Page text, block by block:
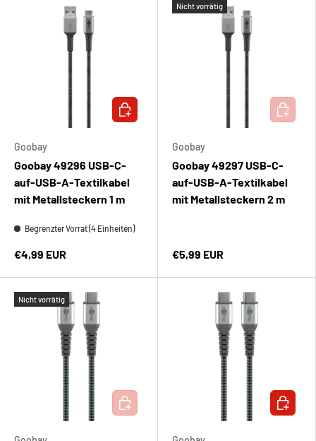
Goobay
Goobay 49296 USB-C-
auf-USB-A-Textilkabel
mit Metallsteckern 1 m
Begrenzter Vorrat (4 Einheiten)
€4,99 EUR
IN DEN WARENKORB
Nicht vorrätig
Goobay
Goobay 49297 USB-C-
auf-USB-A-Textilkabel
mit Metallsteckern 2 m
€5,99 EUR
IN DEN
Nicht vorrätig
IN DEN WARENKORB IN DEN